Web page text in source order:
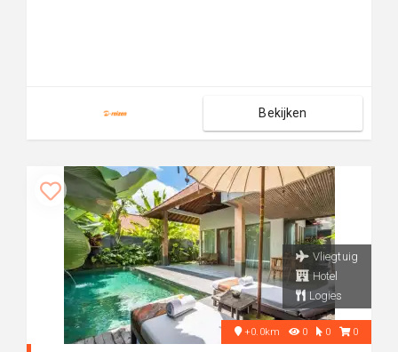
Bekijken
Vliegtuig
Hotel
Logies
+0.0km 0 0 0